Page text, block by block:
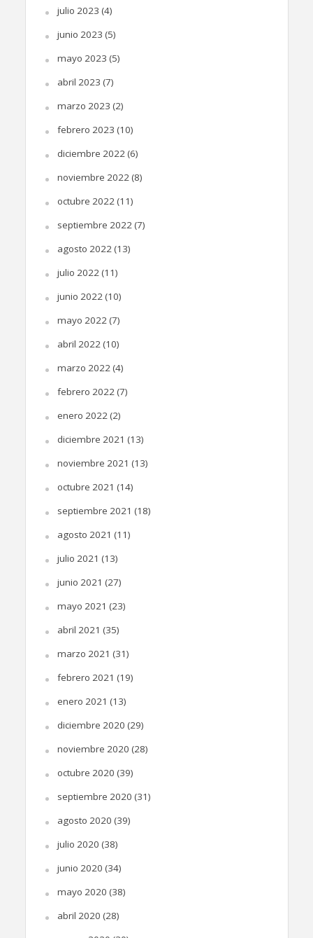
julio 2023 (4)
junio 2023 (5)
mayo 2023 (5)
abril 2023 (7)
marzo 2023 (2)
febrero 2023 (10)
diciembre 2022 (6)
noviembre 2022 (8)
octubre 2022 (11)
septiembre 2022 (7)
agosto 2022 (13)
julio 2022 (11)
junio 2022 (10)
mayo 2022 (7)
abril 2022 (10)
marzo 2022 (4)
febrero 2022 (7)
enero 2022 (2)
diciembre 2021 (13)
noviembre 2021 (13)
octubre 2021 (14)
septiembre 2021 (18)
agosto 2021 (11)
julio 2021 (13)
junio 2021 (27)
mayo 2021 (23)
abril 2021 (35)
marzo 2021 (31)
febrero 2021 (19)
enero 2021 (13)
diciembre 2020 (29)
noviembre 2020 (28)
octubre 2020 (39)
septiembre 2020 (31)
agosto 2020 (39)
julio 2020 (38)
junio 2020 (34)
mayo 2020 (38)
abril 2020 (28)